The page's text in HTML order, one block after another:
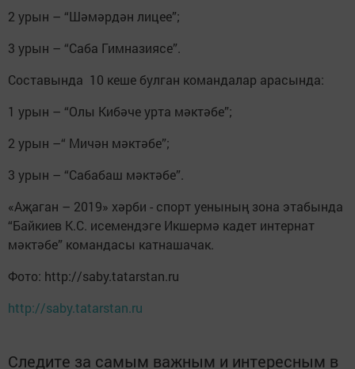
2 урын – “Шәмәрдән лицее”;
3 урын – “Саба Гимназиясе”.
Составында 10 кеше булган командалар арасында:
1 урын – “Олы Кибәче урта мәктәбе”;
2 урын –“ Мичән мәктәбе”;
3 урын – “Сабабаш мәктәбе”.
«Аҗаган – 2019» хәрби - спорт уенының зона этабында
“Байкиев К.С. исемендэге Икшермә кадет интернат
мәктәбе” командасы катнашачак.
Фото: http://saby.tatarstan.ru
http://saby.tatarstan.ru
Следите за самым важным и интересным в